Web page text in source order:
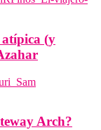
(y
Arch?